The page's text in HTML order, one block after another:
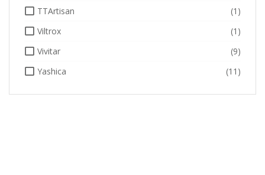
TTArtisan
(1)
Viltrox
(1)
Vivitar
(9)
Yashica
(11)